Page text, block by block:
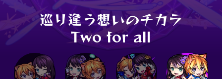
巡り逢う想いのチカラ
Two for all